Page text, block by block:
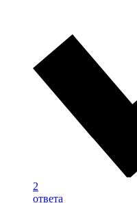
2
ответа